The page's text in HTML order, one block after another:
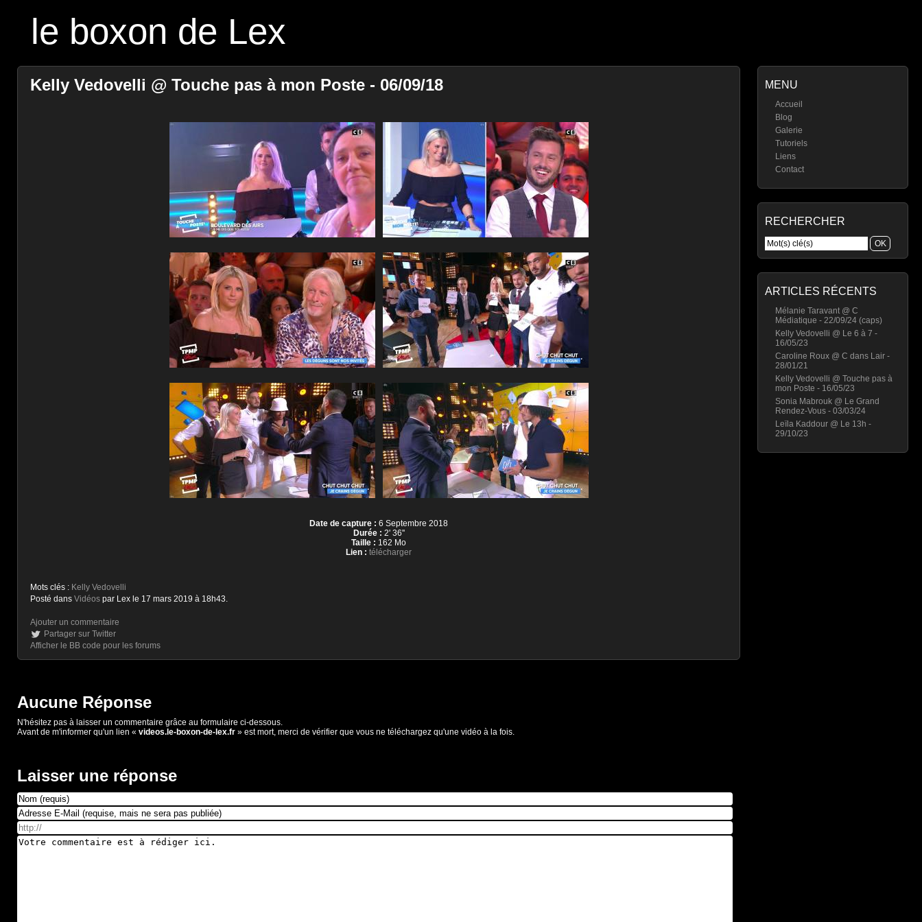
le boxon de Lex
MENU
Accueil
Blog
Galerie
Tutoriels
Liens
Contact
RECHERCHER
ARTICLES RÉCENTS
Mélanie Taravant @ C
Médiatique - 22/09/24 (caps)
Kelly Vedovelli @ Le 6 à 7 -
16/05/23
Caroline Roux @ C dans Lair -
28/01/21
Kelly Vedovelli @ Touche pas à
mon Poste - 16/05/23
Sonia Mabrouk @ Le Grand
Rendez-Vous - 03/03/24
Leïla Kaddour @ Le 13h -
29/10/23
Kelly Vedovelli @ Touche pas à mon Poste - 06/09/18
Date de capture : 6 Septembre 2018
Durée : 2' 36''
Taille : 162 Mo
Lien : télécharger
Mots clés : Kelly Vedovelli
Posté dans Vidéos par Lex le 17 mars 2019 à 18h43.
Ajouter un commentaire
Partager sur Twitter
Afficher le BB code pour les forums
Aucune Réponse
N'hésitez pas à laisser un commentaire grâce au formulaire ci-dessous.
Avant de m'informer qu'un lien « videos.le-boxon-de-lex.fr » est mort, merci de vérifier que vous ne téléchargez qu'une vidéo à la fois.
Laisser une réponse